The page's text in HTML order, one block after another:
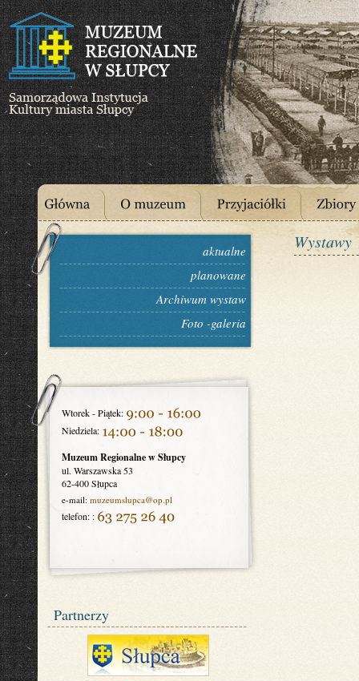
aktualne
planowane
Archiwum wystaw
Foto -galeria
Wtorek - Piątek:
Niedziela:
Muzeum Regionalne w Słupcy
ul. Warszawska 53
62-400 Słupca
e-mail: muzeumslupca@op.pl
telefon: :
Partnerzy
Wystawy